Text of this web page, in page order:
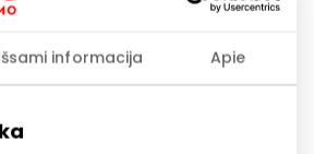
informacija Apie